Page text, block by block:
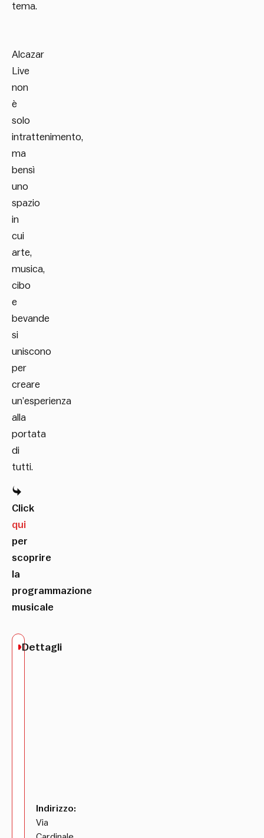
tema.
Alcazar
Live
non
è
solo
intrattenimento,
ma
bensì
uno
spazio
in
cui
arte,
musica,
cibo
e
bevande
si
uniscono
per
creare
un’esperienza
alla
portata
di
tutti.
Click
qui
per
scoprire
la
programmazione
musicale
Dettagli
Indirizzo:
Via